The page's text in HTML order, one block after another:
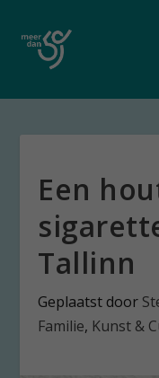
Een
Tallinn
Geplaatst door
Familie, Kunst &